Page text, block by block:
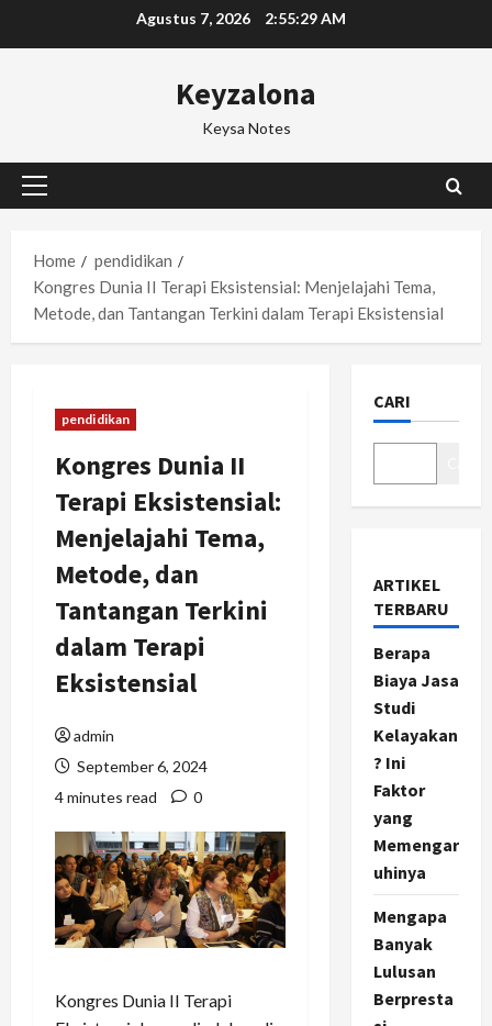
Agustus 7, 2026 2:55:30 AM
Keyzalona
Keysa Notes
Primary
Home
pendidikan
Kongres Dunia II Terapi Eksistensial: Menjelajahi Tema,
Metode, dan Tantangan Terkini dalam Terapi Eksistensial
pendidikan
Kongres Dunia II
Terapi Eksistensial:
Menjelajahi Tema,
Metode, dan
Tantangan Terkini
dalam Terapi
Eksistensial
admin
September 6, 2024
4 minutes read
0
Kongres Dunia II Terapi
CARI
ARTIKEL
TERBARU
Berapa
Biaya Jasa
Studi
Kelayakan
? Ini
Faktor
yang
Memengar
uhinya
Mengapa
Banyak
Lulusan
Berpresta